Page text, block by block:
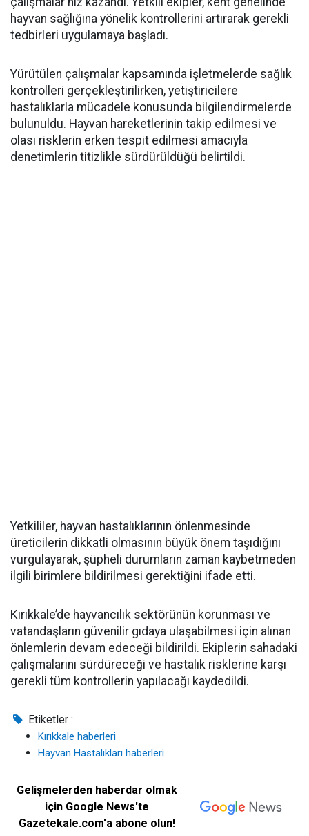
hayvan sağlığına yönelik kontrollerini artırarak gerekli
tedbirleri uygulamaya başladı.
Yürütülen çalışmalar kapsamında işletmelerde sağlık
kontrolleri gerçekleştirilirken, yetiştiricilere
hastalıklarla mücadele konusunda bilgilendirmelerde
bulunuldu. Hayvan hareketlerinin takip edilmesi ve
olası risklerin erken tespit edilmesi amacıyla
denetimlerin titizlikle sürdürüldüğü belirtildi.
Yetkililer, hayvan hastalıklarının önlenmesinde
üreticilerin dikkatli olmasının büyük önem taşıdığını
vurgulayarak, şüpheli durumların zaman kaybetmeden
ilgili birimlere bildirilmesi gerektiğini ifade etti.
Kırıkkale’de hayvancılık sektörünün korunması ve
vatandaşların güvenilir gıdaya ulaşabilmesi için alınan
önlemlerin devam edeceği bildirildi. Ekiplerin sahadaki
çalışmalarını sürdüreceği ve hastalık risklerine karşı
gerekli tüm kontrollerin yapılacağı kaydedildi.
Etiketler :
Kırıkkale haberleri
Hayvan Hastalıkları haberleri
Gelişmelerden haberdar olmak
için Google News'te
Gazetekale.com'a abone olun!